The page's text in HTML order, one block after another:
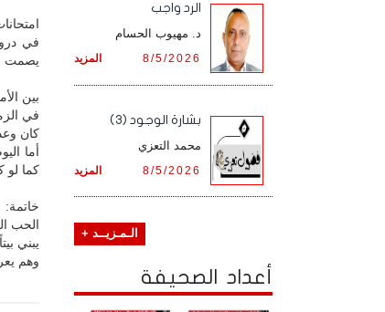
في
يصمت
بين
في
كان
أما
كما لو
خاتمة:
الحب
يبني
وهم
الرد واجب
د. مهيوب الحسام
المزيد 8/5/2026
بشارة الوجود (3)
محمد التعزي
المزيد 8/5/2026
الـمـزيــد +
أعداد الصحيفة